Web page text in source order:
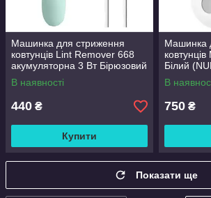
Машинка для стриження
ковтунців Lint Remover 668
акумуляторна 3 Вт Бірюзовий
В наявності
440 ₴
Купити
Машинка
Білий
В
750 ₴
Показати ще